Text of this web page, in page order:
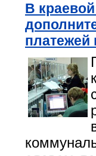
В
платежей